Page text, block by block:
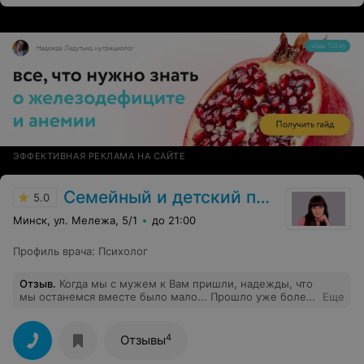
Вам за это! Будем ходить)
ЭФФЕКТИВНАЯ РЕКЛАМА НА САЙТЕ
5.0 Семейный и детский психолог Светлана Дедова
Минск, ул. Мележа, 5/1 до 21:00
Профиль врача: Психолог
Отзыв. Когда мы с мужем к Вам пришли, надежды, что
мы останемся вместе было мало... Прошло уже более
как будет дальше. Конечно, еще не все гладко. Бывают
хорошие дни, бываю не очень. Но мы научились... или
еще учимся... справляться. И, кажется, у нас пока
Еще
Отзывы4